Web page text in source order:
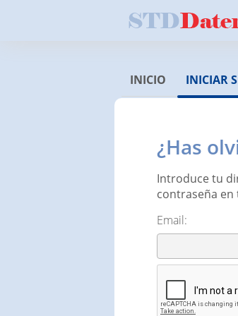
INICIO INICIAR
¿Has
Introduce tu
contraseña en
Email: